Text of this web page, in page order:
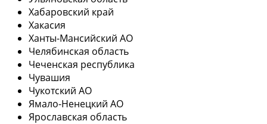
Хабаровский край
Хакасия
Ханты-Мансийский АО
Челябинская область
Чеченская республика
Чувашия
Чукотский АО
Ямало-Ненецкий АО
Ярославская область